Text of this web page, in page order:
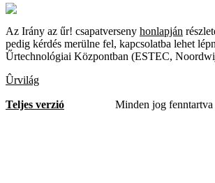
Az Irány az űr! csapatverseny honlapján
pedig kérdés merülne fel, kapcsolatba lehet
Űrtechnológiai Központban (ESTEC,
Ûrvilág
Teljes verzió Minden jog